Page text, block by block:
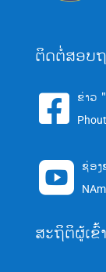
ຕິດຕໍ່ສອບ
 ຂ່າວ
 ຊ່ອງ
ສະຖິຕິຜູ້ເຂົ້